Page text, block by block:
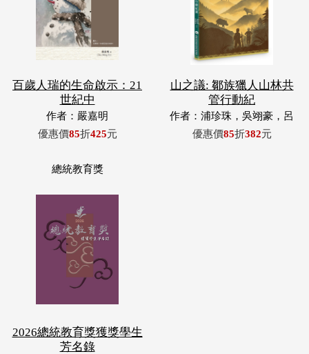
百歲人瑞的生命啟示：21
世紀中
作者：嚴嘉明
優惠價85折425元
山之議: 鄒族獵人山林共
管行動紀
作者：浦珍珠，吳翊豪，呂
翊齊，張惠東，許玉青，王
優惠價85折382元
總統教育獎
2026總統教育獎獲獎學生
芳名錄